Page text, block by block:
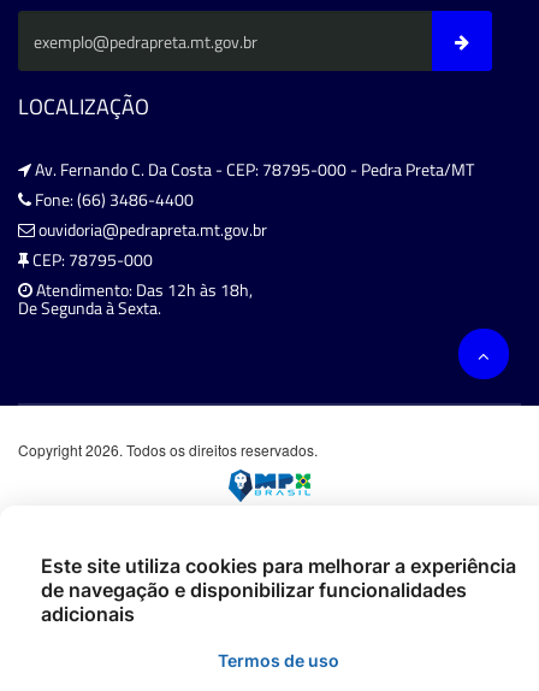
LOCALIZAÇÃO
Av. Fernando C. Da Costa - CEP: 78795-000 - Pedra Preta/MT
Fone: (66) 3486-4400
ouvidoria@pedrapreta.mt.gov.br
CEP: 78795-000
Atendimento: Das 12h às 18h,
De Segunda à Sexta.
Copyright 2026. Todos os direitos reservados.
Este site utiliza cookies para melhorar a experiência
de navegação e disponibilizar funcionalidades
adicionais
Termos de uso